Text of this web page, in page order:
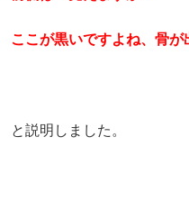
ここが黒いですよね、骨が
と説明しました。